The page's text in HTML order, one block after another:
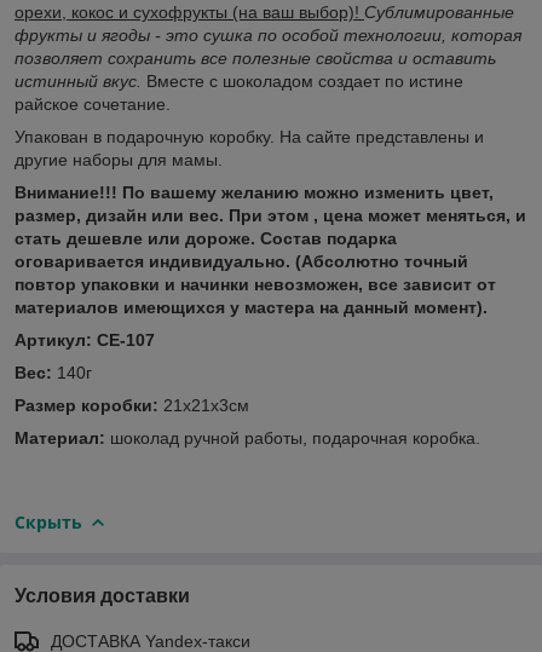
орехи, кокос и сухофрукты (на ваш выбор)! Сублимированные
фрукты и ягоды - это сушка по особой технологии, которая
позволяет сохранить все полезные свойства и оставить
истинный вкус. Вместе с шоколадом создает по истине
райское сочетание.
Упакован в подарочную коробку. На сайте представлены и
другие наборы для мамы.
Внимание!!! По вашему желанию можно изменить цвет,
размер, дизайн или вес. При этом , цена может меняться, и
стать дешевле или дороже. Состав подарка
оговаривается индивидуально. (Абсолютно точный
повтор упаковки и начинки невозможен, все зависит от
материалов имеющихся у мастера на данный момент).
Артикул: СЕ-107
Вес: 140г
Размер коробки: 21х21х3см
Материал: шоколад ручной работы, подарочная коробка.
Скрыть
Условия доставки
ДОСТАВКА Yandex-такси